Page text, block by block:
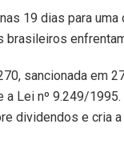
19 dias para
brasileiros
sancionada em
a Lei nº 9.249/
dividendos e cria